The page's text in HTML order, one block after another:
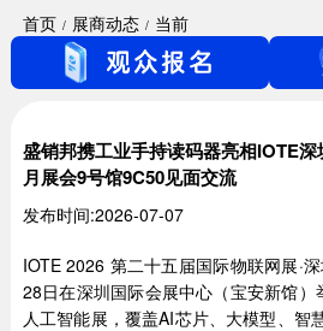
首页 展商动态 当前
盛销邦携工业手持读码器亮相IOTE
月展会9号馆9C50见面交流
发布时间:2026-07-07
IOTE 2026 第二十五届国际物联网展·
28日在深圳国际会展中心（宝安新馆
人工智能展，覆盖AI芯片、大模型、智